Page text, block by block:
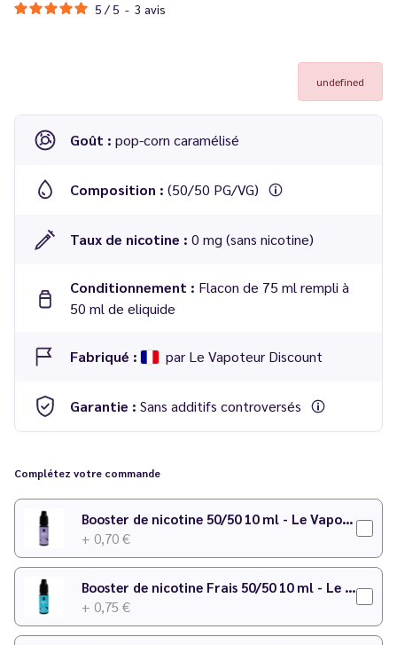
5 / 5 - 3 avis
undefined
Goût : pop-corn caramélisé
Composition : (50/50 PG/VG)
Taux de nicotine : 0 mg (sans nicotine)
Conditionnement : Flacon de 75 ml rempli à
50 ml de eliquide
Fabriqué : par Le Vapoteur Discount
Garantie : Sans additifs controversés
Complétez votre commande
Booster de nicotine 50/50 10 ml - Le Vapoteur Discount
+ 0,70 €
Booster de nicotine Frais 50/50 10 ml - Le Vapoteur Discount
+ 0,75 €